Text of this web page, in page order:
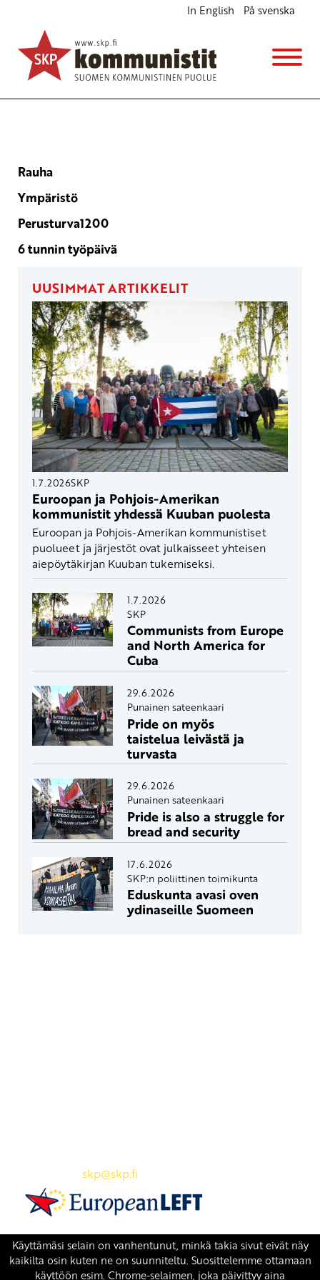
In English På svenska
Aloitteet
Rauha
Ympäristö
Perusturva1200
6 tunnin työpäivä
UUSIMMAT ARTIKKELIT
1.7.2026SKP
Euroopan ja Pohjois-Amerikan
kommunistit yhdessä Kuuban puolesta
Euroopan ja Pohjois-Amerikan kommunistiset
puolueet ja järjestöt ovat julkaisseet yhteisen
aiepöytäkirjan Kuuban tukemiseksi.
1.7.2026
SKP
Communists from Europe
and North America for
Cuba
29.6.2026
Punainen sateenkaari
Pride on myös
taistelua leivästä ja
turvasta
29.6.2026
Punainen sateenkaari
Pride is also a struggle for
bread and security
17.6.2026
SKP:n poliittinen toimikunta
Eduskunta avasi oven
ydinaseille Suomeen
skp@skp.fi
SKP on Euroopan Vasemmistopuolueen jäsen.
european-left.org
european-left.org/manifesto/